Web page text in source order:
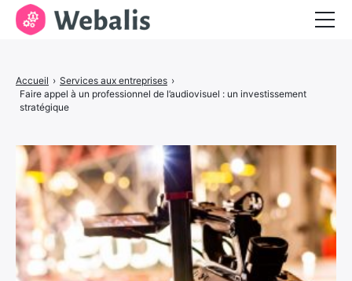
Accueil › Services aux entreprises ›
Faire appel à un professionnel de l’audiovisuel : un investissement
stratégique
Services aux entreprises